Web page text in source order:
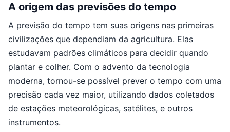
A origem das previsões do tempo
A previsão do tempo tem suas origens nas primeiras
civilizações que dependiam da agricultura. Elas
estudavam padrões climáticos para decidir quando
plantar e colher. Com o advento da tecnologia
moderna, tornou-se possível prever o tempo com uma
precisão cada vez maior, utilizando dados coletados
de estações meteorológicas, satélites, e outros
instrumentos.